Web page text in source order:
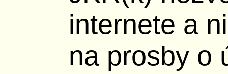
internete a
na prosby o